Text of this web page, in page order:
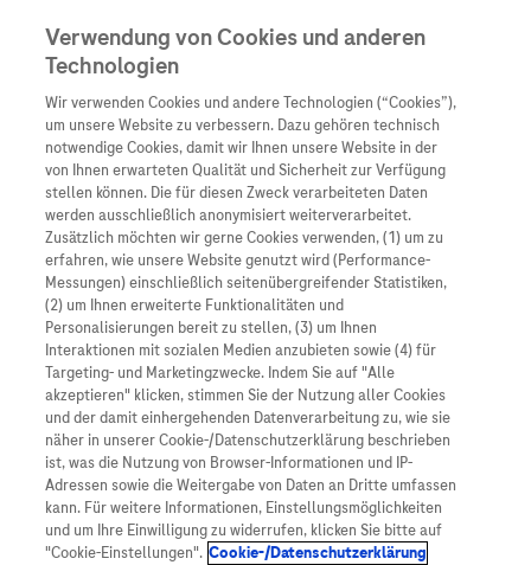
Unternehmen
Übersicht
Wer wir sind
Was uns antreibt
Unsere Standorte
Roche Stories
Events
Podcast
Innovation
Übersicht
Forschung
Personalisierte
Digitalisierung
Blog Zukunftslabor
Übersicht
Unser Service für
Informationen zu
Diagnostik ist
Klinische Studien
Arzneimittel
Übersicht
Arzneimittel A-Z
Roche Pipeline
Roche Fachportal
Vigilanz-Training
Diagnostik
Kontakt
Presse
Karriere
Verwendung von Cookies und anderen
Technologien
Wir verwenden Cookies und andere Technologien (“Cookies”),
um unsere Website zu verbessern. Dazu gehören technisch
notwendige Cookies, damit wir Ihnen unsere Website in der
von Ihnen erwarteten Qualität und Sicherheit zur Verfügung
stellen können. Die für diesen Zweck verarbeiteten Daten
werden ausschließlich anonymisiert weiterverarbeitet.
Zusätzlich möchten wir gerne Cookies verwenden, (1) um zu
erfahren, wie unsere Website genutzt wird (Performance-
Messungen) einschließlich seitenübergreifender Statistiken,
(2) um Ihnen erweiterte Funktionalitäten und
Personalisierungen bereit zu stellen, (3) um Ihnen
Interaktionen mit sozialen Medien anzubieten sowie (4) für
Targeting- und Marketingzwecke. Indem Sie auf "Alle
akzeptieren" klicken, stimmen Sie der Nutzung aller Cookies
und der damit einhergehenden Datenverarbeitung zu, wie sie
näher in unserer Cookie-/Datenschutzerklärung beschrieben
ist, was die Nutzung von Browser-Informationen und IP-
Adressen sowie die Weitergabe von Daten an Dritte umfassen
kann. Für weitere Informationen, Einstellungsmöglichkeiten
und um Ihre Einwilligung zu widerrufen, klicken Sie bitte auf
"Cookie-Einstellungen". Cookie-/Datenschutzerklärung